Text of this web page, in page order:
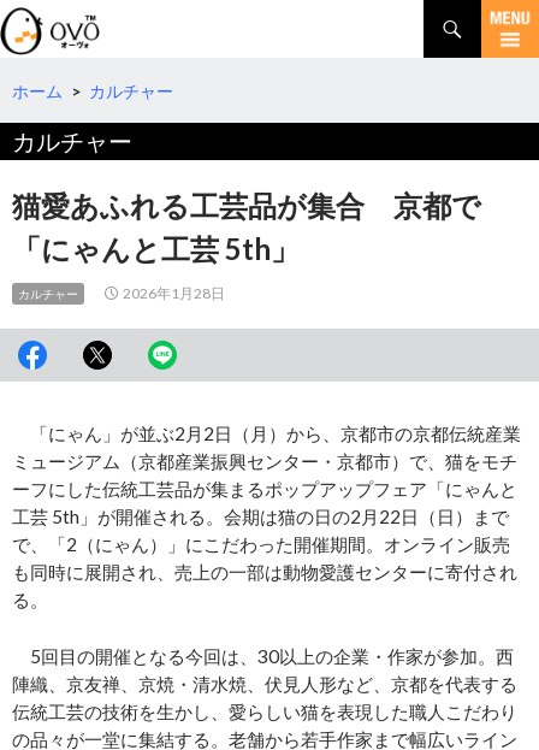
検
索
コ
テ
ツ
へ
移
動
ホーム > カルチャー
カルチャー
猫愛あふれる工芸品が集合 京都で
「にゃんと工芸 5th」
カルチャー 2026年1月28日
「にゃん」が並ぶ2月2日（月）から、京都市の京都伝統産業
ミュージアム（京都産業振興センター・京都市）で、猫をモチ
ーフにした伝統工芸品が集まるポップアップフェア「にゃんと
工芸 5th」が開催される。会期は猫の日の2月22日（日）まで
で、「2（にゃん）」にこだわった開催期間。オンライン販売
も同時に展開され、売上の一部は動物愛護センターに寄付され
る。
5回目の開催となる今回は、30以上の企業・作家が参加。西
陣織、京友禅、京焼・清水焼、伏見人形など、京都を代表する
伝統工芸の技術を生かし、愛らしい猫を表現した職人こだわり
の品々が一堂に集結する。老舗から若手作家まで幅広いライン